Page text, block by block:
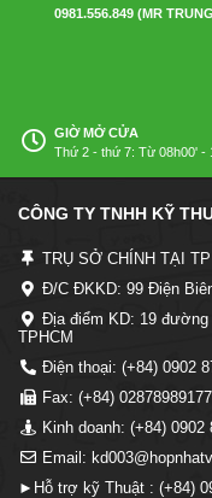
0981.556.849 (MR
GIỜ MỞ CỬA
Thứ 2 - thứ 7: Từ 08h00' -
CÔNG TY TNHH KỸ
TRỤ SỞ CHÍNH TẠI
Đ/C ĐKKD: 99 Điện
Địa điểm KD: 19
TPHCM
Điện thoại: (+84) 0902
Fax: (+84) 02878989177
Kinh doanh: (+84) 0902
Email:
►Hỗ trợ kỹ Thuật : (+84)